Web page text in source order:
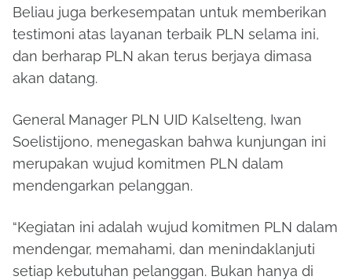
Beliau juga berkesempatan untuk memberikan
testimoni atas layanan terbaik PLN selama ini,
dan berharap PLN akan terus berjaya dimasa
akan datang.
General Manager PLN UID Kalselteng, Iwan
Soelistijono, menegaskan bahwa kunjungan ini
merupakan wujud komitmen PLN dalam
mendengarkan pelanggan.
“Kegiatan ini adalah wujud komitmen PLN dalam
mendengar, memahami, dan menindaklanjuti
setiap kebutuhan pelanggan. Bukan hanya di